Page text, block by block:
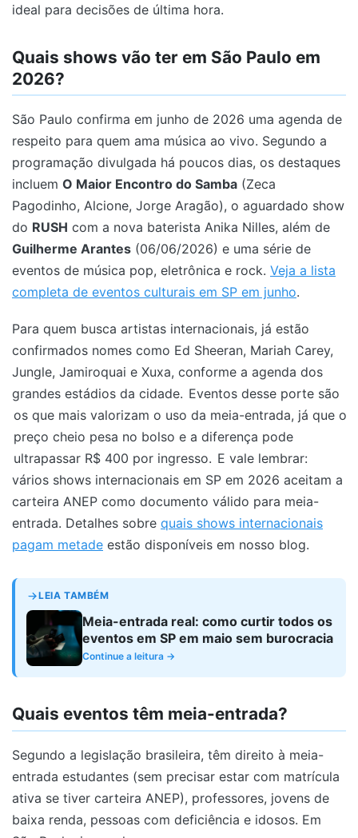
ideal para decisões de última hora.
Quais shows vão ter em São Paulo em
2026?
São Paulo confirma em junho de 2026 uma agenda de
respeito para quem ama música ao vivo. Segundo a
programação divulgada há poucos dias, os destaques
incluem O Maior Encontro do Samba (Zeca
Pagodinho, Alcione, Jorge Aragão), o aguardado show
do RUSH com a nova baterista Anika Nilles, além de
Guilherme Arantes (06/06/2026) e uma série de
eventos de música pop, eletrônica e rock. Veja a lista
completa de eventos culturais em SP em junho.
Para quem busca artistas internacionais, já estão
confirmados nomes como Ed Sheeran, Mariah Carey,
Jungle, Jamiroquai e Xuxa, conforme a agenda dos
grandes estádios da cidade. Eventos desse porte são
os que mais valorizam o uso da meia-entrada, já que o
preço cheio pesa no bolso e a diferença pode
ultrapassar R$ 400 por ingresso. E vale lembrar:
vários shows internacionais em SP em 2026 aceitam a
carteira ANEP como documento válido para meia-
entrada. Detalhes sobre quais shows internacionais
pagam metade estão disponíveis em nosso blog.
LEIA TAMBÉM
Meia-entrada real: como curtir todos os
eventos em SP em maio sem burocracia
Continue a leitura →
Quais eventos têm meia-entrada?
Segundo a legislação brasileira, têm direito à meia-
entrada estudantes (sem precisar estar com matrícula
ativa se tiver carteira ANEP), professores, jovens de
baixa renda, pessoas com deficiência e idosos. Em